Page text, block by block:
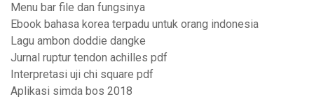
Menu bar file dan fungsinya
Ebook bahasa korea terpadu untuk orang indonesia
Lagu ambon doddie dangke
Jurnal ruptur tendon achilles pdf
Interpretasi uji chi square pdf
Aplikasi simda bos 2018